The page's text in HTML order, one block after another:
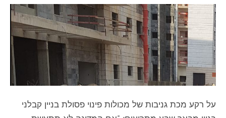
על רקע מכת גניבות של מכולות פינוי פסולת בניין קבלני